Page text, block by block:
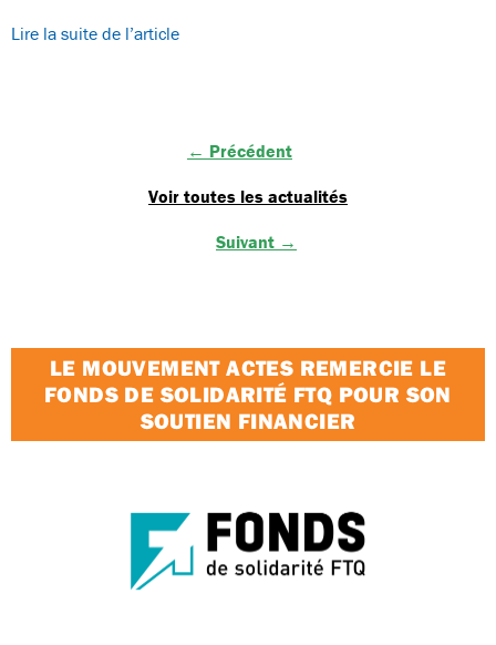
Lire la suite de l’article
← Précédent
Voir toutes les actualités
Suivant →
LE MOUVEMENT ACTES REMERCIE LE
FONDS DE SOLIDARITÉ FTQ POUR SON
SOUTIEN FINANCIER